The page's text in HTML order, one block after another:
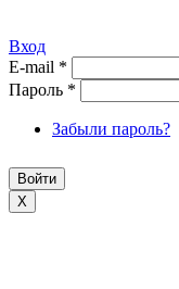
Вход
E-mail *
Пароль *
Забыли пароль?
X